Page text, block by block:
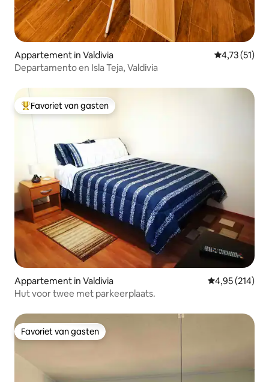
Appartement in Valdivia Gemiddelde
4,73 (51)
Departamento en Isla Teja, Valdivia
Topfavoriet van gasten
Favoriet van gasten
Appartement in Valdivia Gemiddelde
4,95 (214)
Hut voor twee met parkeerplaats.
Favoriet van gasten
Favoriet van gasten